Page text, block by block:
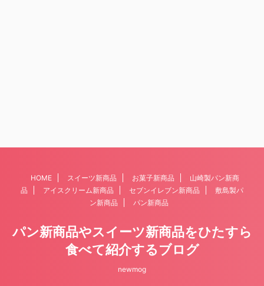
HOME スイーツ新商品 お菓子新商品
山崎製パン新商
品
アイスクリーム新商品 セブンイレブン新商品
敷島製パ
ン新商品
パン新商品
パン新商品やスイーツ新商品をひたすら
食べて紹介するブログ
newmog